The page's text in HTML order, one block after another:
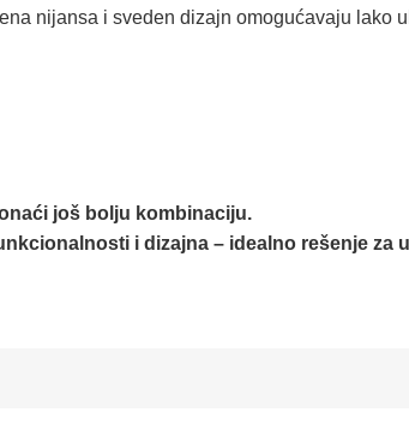
nijansa i sveden dizajn omogućavaju lako
još bolju kombinaciju.
i dizajna – idealno rešenje za